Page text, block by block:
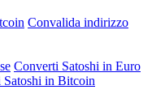
Convalida indirizzo
Converti Satoshi in Euro
Satoshi in Bitcoin